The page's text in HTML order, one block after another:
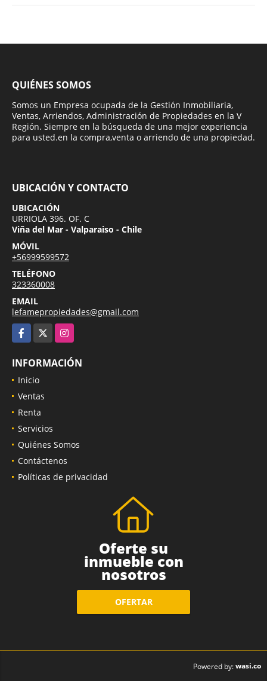
QUIÉNES SOMOS
Somos un Empresa ocupada de la Gestión Inmobiliaria,
Ventas, Arriendos, Administración de Propiedades en la V
Región. Siempre en la búsqueda de una mejor experiencia
para usted.en la compra,venta o arriendo de una propiedad.
UBICACIÓN Y CONTACTO
UBICACIÓN
URRIOLA 396. OF. C
Viña del Mar - Valparaiso - Chile
MÓVIL
+56999599572
TELÉFONO
323360008
EMAIL
lefamepropiedades@gmail.com
Facebook
Instagram
INFORMACIÓN
Inicio
Ventas
Renta
Servicios
Quiénes Somos
Contáctenos
Políticas de privacidad
Oferte su
inmueble con
nosotros
OFERTAR
Powered by:wasi.co